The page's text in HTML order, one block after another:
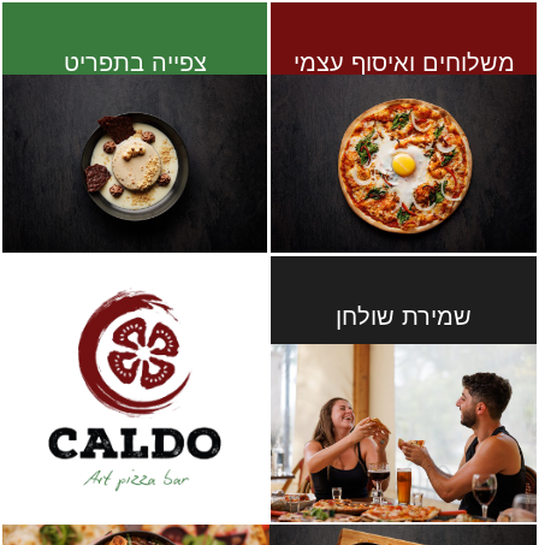
משלוחים ואיסוף עצמי צפייה בתפריט
שמירת שולחן